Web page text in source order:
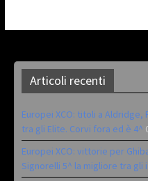
Articoli recenti
Europei XCO: titoli a
tra gli Elite. Corvi fora ed è 4^
Europei XCO: vittorie per
Signorelli 5^ la migliore tra gli